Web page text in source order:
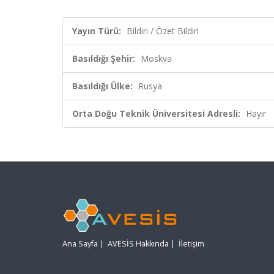
Yayın Türü: Bildiri / Özet Bildiri
Basıldığı Şehir: Moskva
Basıldığı Ülke: Rusya
Orta Doğu Teknik Üniversitesi Adresli: Hayır
Ana Sayfa | AVESİS Hakkında | İletişim